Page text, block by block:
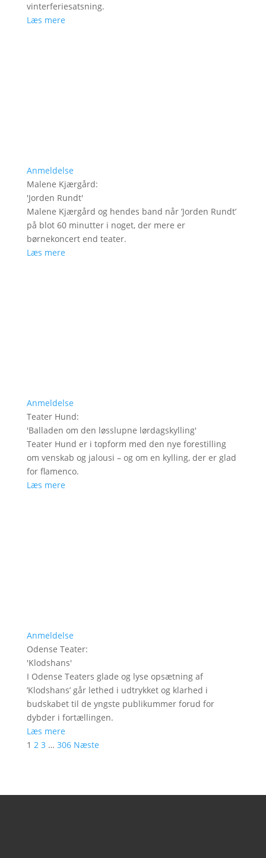
vinterferiesatsning.
Læs mere
Anmeldelse
Malene Kjærgård:
'Jorden Rundt'
Malene Kjærgård og hendes band når ’Jorden Rundt’
på blot 60 minutter i noget, der mere er
børnekoncert end teater.
Læs mere
Anmeldelse
Teater Hund:
'Balladen om den løsslupne lørdagskylling'
Teater Hund er i topform med den nye forestilling
om venskab og jalousi – og om en kylling, der er glad
for flamenco.
Læs mere
Anmeldelse
Odense Teater:
'Klodshans'
I Odense Teaters glade og lyse opsætning af
’Klodshans’ går lethed i udtrykket og klarhed i
budskabet til de yngste publikummer forud for
dybder i fortællingen.
Læs mere
1 2 3 … 306 Næste